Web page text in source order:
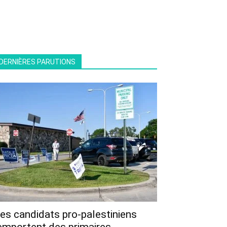
PARUTIONS
candidats pro-palestiniens